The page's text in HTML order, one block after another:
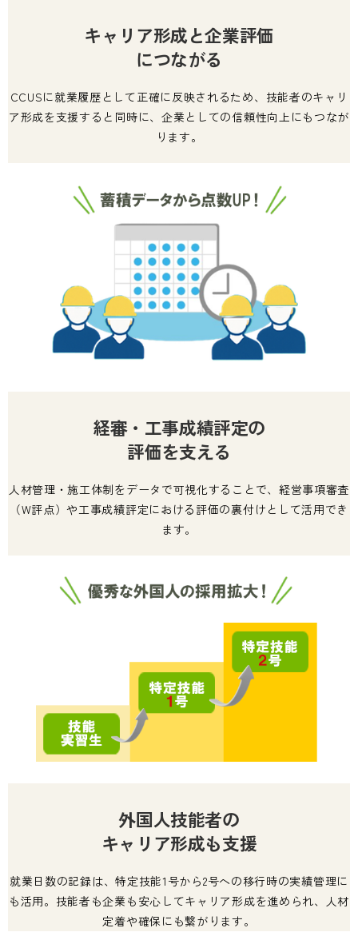
キャリア形成と企業評価
につながる
CCUSに就業履歴として正確に反映されるため、技能者のキャリ
ア形成を支援すると同時に、企業としての信頼性向上にもつなが
ります。
経審・工事成績評定の
評価を支える
人材管理・施工体制をデータで可視化することで、経営事項審査
（W評点）や工事成績評定における評価の裏付けとして活用でき
ます。
外国人技能者の
キャリア形成も支援
就業日数の記録は、特定技能1号から2号への移行時の実績管理に
も活用。技能者も企業も安心してキャリア形成を進められ、人材
定着や確保にも繋がります。